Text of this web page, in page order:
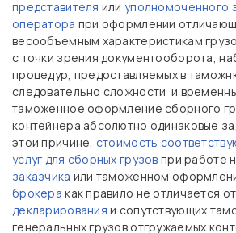
представителя или уполномоченного
оператора при оформлении
весообъемным характеристикам
с точки зрения документооборота,
процедур, предоставляемых в
следовательно сложности и
таможенное оформление сборного
контейнера абсолютно одинаковые
этой причине, стоимость
услуг для сборных грузов при работе
заказчика или таможенном
брокера как правило не отличается
декларирования и сопутствующих
генеральных грузов отгружаемых